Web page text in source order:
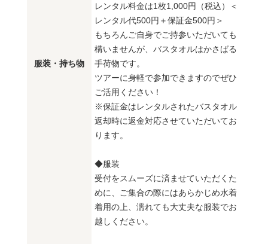
服装・持ち物
レンタル料金は1枚1,000円（税込）＜
レンタル代500円＋保証金500円＞
もちろんご自身でご持参いただいても
構いませんが、バスタオルはかさばる
手荷物です。
ツアーに身軽で参加できますのでぜひ
ご活用ください！
※保証金はレンタルされたバスタオル
返却時に返金対応させていただいてお
ります。
◆服装
受付をスムーズに済ませていただくた
めに、ご集合の際にはあらかじめ水着
着用の上、濡れても大丈夫な服装でお
越しください。